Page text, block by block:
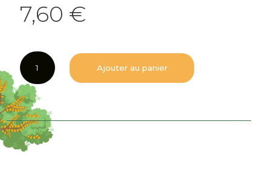
7,60 €
quantité
de
Vinaigre
bio
à
l'ail
des
ours
Ajouter au panier